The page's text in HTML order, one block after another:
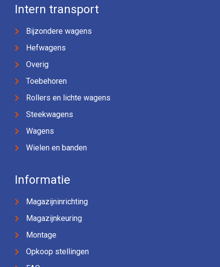
Intern transport
Bijzondere wagens
Hefwagens
Overig
Toebehoren
Rollers en lichte wagens
Steekwagens
Wagens
Wielen en banden
Informatie
Magazijninrichting
Magazijnkeuring
Montage
Opkoop stellingen